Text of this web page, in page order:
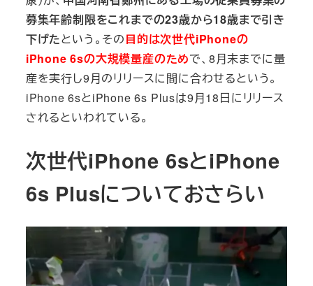
募集年齢制限をこれまでの23歳から18歳まで引き
下げたという。その目的は次世代iPhoneの
iPhone 6sの大規模量産のためで、8月末までに量
産を実行し9月のリリースに間に合わせるという。
iPhone 6sとiPhone 6s Plusは9月18日にリリース
されるといわれている。
次世代iPhone 6sとiPhone
6s Plusについておさらい